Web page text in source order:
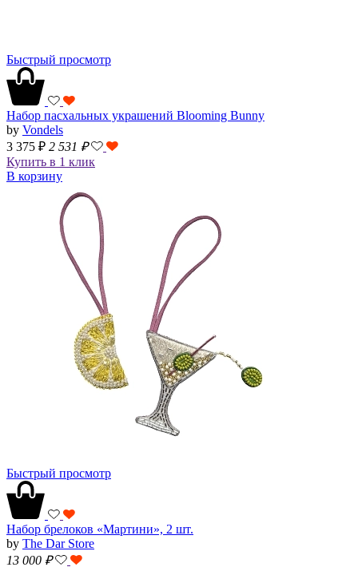
Быстрый просмотр
Набор пасхальных украшений Blooming Bunny
by Vondels
3 375 ₽ 2 531 ₽
Купить в 1 клик
В корзину
Быстрый просмотр
Набор брелоков «Мартини», 2 шт.
by The Dar Store
13 000 ₽